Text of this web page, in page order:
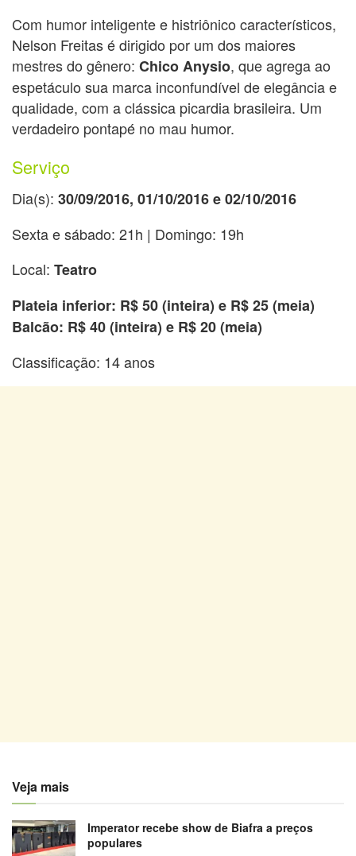
Com humor inteligente e histriônico característicos,
Nelson Freitas é dirigido por um dos maiores
mestres do gênero: Chico Anysio, que agrega ao
espetáculo sua marca inconfundível de elegância e
qualidade, com a clássica picardia brasileira. Um
verdadeiro pontapé no mau humor.
Serviço
Dia(s): 30/09/2016, 01/10/2016 e 02/10/2016
Sexta e sábado: 21h | Domingo: 19h
Local: Teatro
Plateia inferior: R$ 50 (inteira) e R$ 25 (meia)
Balcão: R$ 40 (inteira) e R$ 20 (meia)
Classificação: 14 anos
Veja mais
Imperator recebe show de Biafra a preços
populares